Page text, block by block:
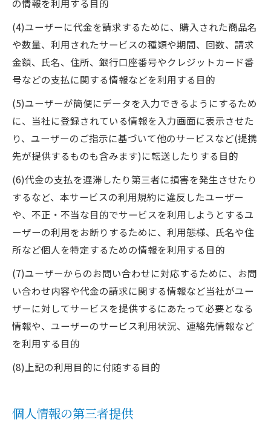
の情報を利用する目的
(4)ユーザーに代金を請求するために、購入された商品名
や数量、利用されたサービスの種類や期間、回数、請求
金額、氏名、住所、銀行口座番号やクレジットカード番
号などの支払に関する情報などを利用する目的
(5)ユーザーが簡便にデータを入力できるようにするため
に、当社に登録されている情報を入力画面に表示させた
り、ユーザーのご指示に基づいて他のサービスなど(提携
先が提供するものも含みます)に転送したりする目的
(6)代金の支払を遅滞したり第三者に損害を発生させたり
するなど、本サービスの利用規約に違反したユーザー
や、不正・不当な目的でサービスを利用しようとするユ
ーザーの利用をお断りするために、利用態様、氏名や住
所など個人を特定するための情報を利用する目的
(7)ユーザーからのお問い合わせに対応するために、お問
い合わせ内容や代金の請求に関する情報など当社がユー
ザーに対してサービスを提供するにあたって必要となる
情報や、ユーザーのサービス利用状況、連絡先情報など
を利用する目的
(8)上記の利用目的に付随する目的
個人情報の第三者提供